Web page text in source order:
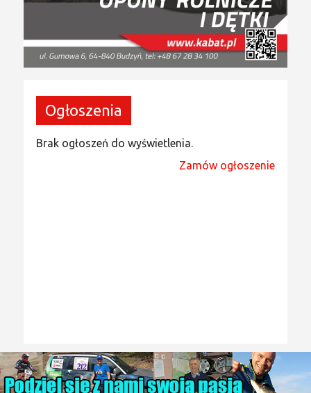
Ogłoszenia
Brak ogłoszeń do wyświetlenia.
Zamów ogłoszenie